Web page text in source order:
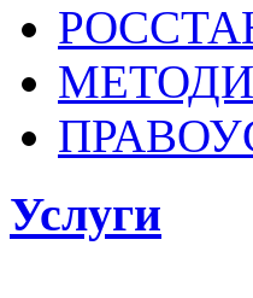
Услуги